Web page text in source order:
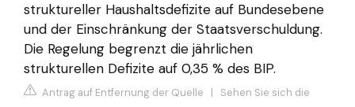
struktureller Haushaltsdefizite auf Bundesebene
und der Einschränkung der Staatsverschuldung.
Die Regelung begrenzt die jährlichen
strukturellen Defizite auf 0,35 % des BIP.
Antrag auf Entfernung der Quelle | Sehen Sie sich die